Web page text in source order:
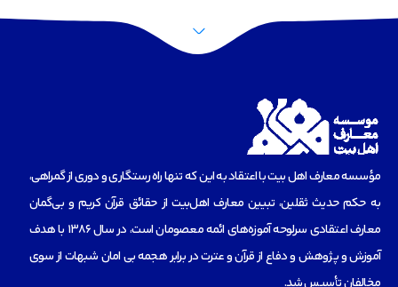
مؤسسه‌ معارف اهل بیت با اعتقاد به این که تنها راه رستگاری و دوری از گمراهی،
به حکم حدیث ثقلین، تبیین معارف اهل‌بیت از حقائق قرآن کریم و بی‌گمان
معارف اعتقادی سرلوحه آموزه‌های ائمه معصومان است، در سال 1386 با هدف
آموزش و پژوهش و دفاع از قرآن و عترت در برابر هجمه بی امان شبهات از سوی